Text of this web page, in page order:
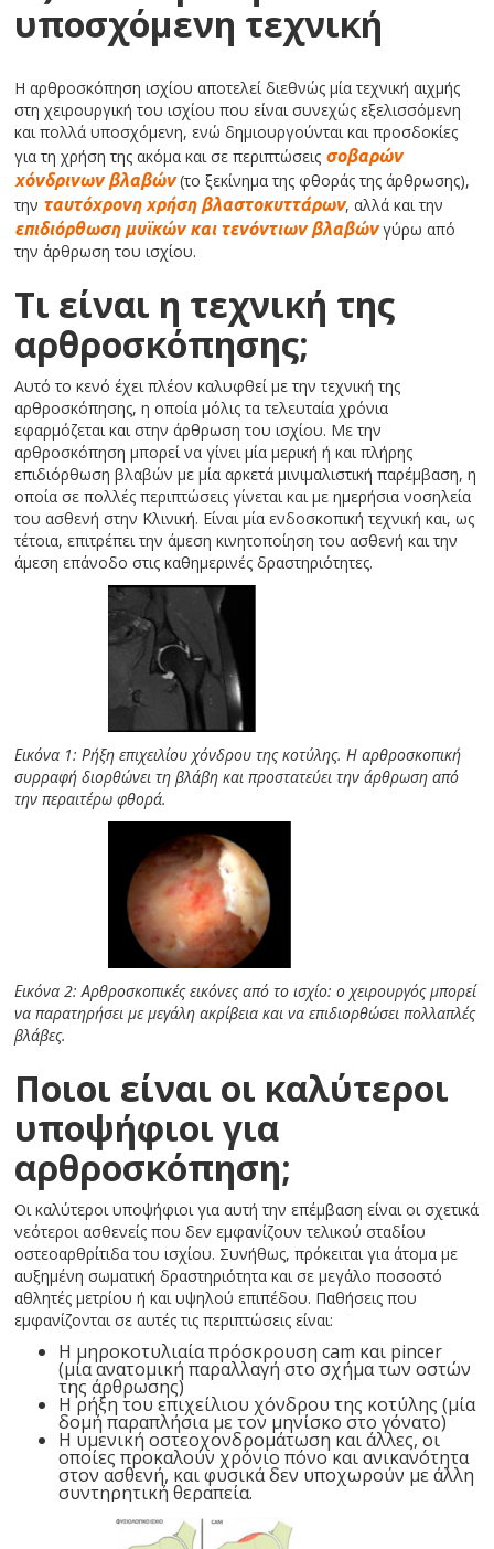
υποσχόμενη τεχνική
Η αρθροσκόπηση ισχίου αποτελεί διεθνώς μία τεχνική αιχμής
στη χειρουργική του ισχίου που είναι συνεχώς εξελισσόμενη
και πολλά υποσχόμενη, ενώ δημιουργούνται και προσδοκίες
για τη χρήση της ακόμα και σε περιπτώσεις σοβαρών
χόνδρινων βλαβών(το ξεκίνημα της φθοράς της άρθρωσης),
την ταυτόχρονη χρήση βλαστοκυττάρων, αλλά και την
επιδιόρθωση μυϊκών και τενόντιων βλαβώνγύρω από
την άρθρωση του ισχίου.
Τι είναι η τεχνική της
αρθροσκόπησης;
Αυτό το κενό έχει πλέον καλυφθεί με την τεχνική της
αρθροσκόπησης, η οποία μόλις τα τελευταία χρόνια
εφαρμόζεται και στην άρθρωση του ισχίου. Με την
αρθροσκόπηση μπορεί να γίνει μία μερική ή και πλήρης
επιδιόρθωση βλαβών με μία αρκετά μινιμαλιστική παρέμβαση, η
οποία σε πολλές περιπτώσεις γίνεται και με ημερήσια νοσηλεία
του ασθενή στην Κλινική. Είναι μία ενδοσκοπική τεχνική και, ως
τέτοια, επιτρέπει την άμεση κινητοποίηση του ασθενή και την
άμεση επάνοδο στις καθημερινές δραστηριότητες.
Εικόνα 1: Ρήξη επιχειλίου χόνδρου της κοτύλης. Η αρθροσκοπική
συρραφή διορθώνει τη βλάβη και προστατεύει την άρθρωση από
την περαιτέρω φθορά.
Εικόνα 2: Αρθροσκοπικές εικόνες από το ισχίο: ο χειρουργός μπορεί
να παρατηρήσει με μεγάλη ακρίβεια και να επιδιορθώσει πολλαπλές
βλάβες.
Ποιοι είναι οι καλύτεροι
υποψήφιοι για
αρθροσκόπηση;
Οι καλύτεροι υποψήφιοι για αυτή την επέμβαση είναι οι σχετικά
νεότεροι ασθενείς που δεν εμφανίζουν τελικού σταδίου
οστεοαρθρίτιδα του ισχίου. Συνήθως, πρόκειται για άτομα με
αυξημένη σωματική δραστηριότητα και σε μεγάλο ποσοστό
αθλητές μετρίου ή και υψηλού επιπέδου. Παθήσεις που
εμφανίζονται σε αυτές τις περιπτώσεις είναι:
Η μηροκοτυλιαία πρόσκρουση cam και pincer
(μία ανατομική παραλλαγή στο σχήμα των οστών
της άρθρωσης)
Η ρήξη του επιχείλιου χόνδρου της κοτύλης (μία
δομή παραπλήσια με τον μηνίσκο στο γόνατο)
Η υμενική οστεοχονδρομάτωση και άλλες, οι
οποίες προκαλούν χρόνιο πόνο και ανικανότητα
στον ασθενή, και φυσικά δεν υποχωρούν με άλλη
συντηρητική θεραπεία.